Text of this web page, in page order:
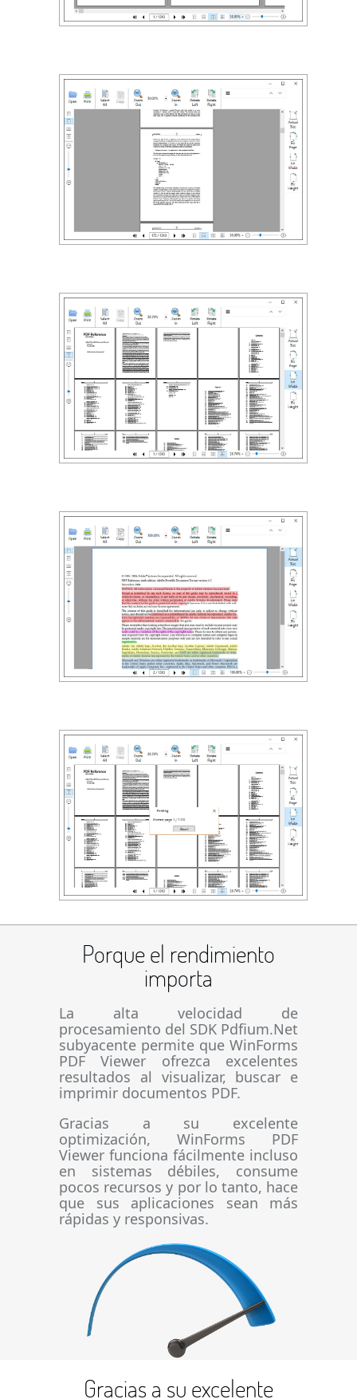
Porque el rendimiento
importa
La alta velocidad de
procesamiento del SDK Pdfium.Net
subyacente permite que WinForms
PDF Viewer ofrezca excelentes
resultados al visualizar, buscar e
imprimir documentos PDF.
Gracias a su excelente
optimización, WinForms PDF
Viewer funciona fácilmente incluso
en sistemas débiles, consume
pocos recursos y por lo tanto, hace
que sus aplicaciones sean más
rápidas y responsivas.
Gracias a su excelente